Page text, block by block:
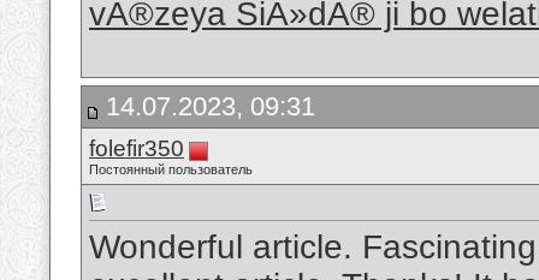
vÃ®zeya SiÃ»dÃ® ji bo
14.07.2023, 09:31
folefir350
Постоянный пользователь
Wonderful article.